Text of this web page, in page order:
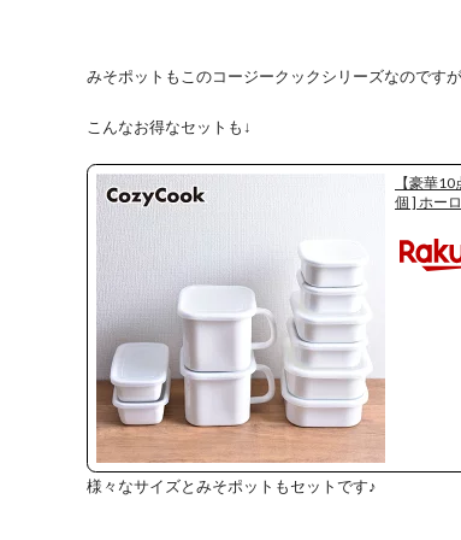
みそポットもこのコージークックシリーズなのですが
こんなお得なセットも↓
【豪華
個 ] ホー
様々なサイズとみそポットもセットです♪